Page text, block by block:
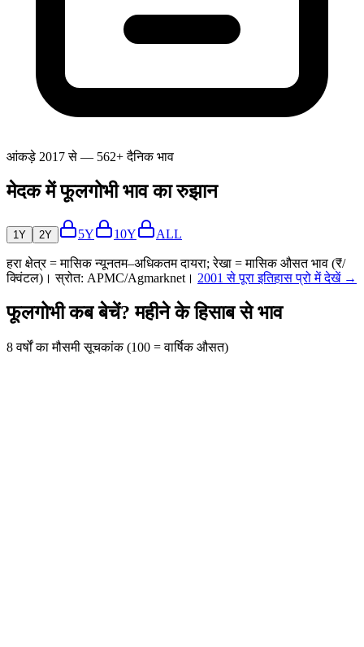
आंकड़े 2017 से — 562+ दैनिक भाव
मेदक में फूलगोभी भाव का रुझान
1Y 2Y 5Y 10Y ALL
हरा क्षेत्र = मासिक न्यूनतम–अधिकतम दायरा; रेखा = मासिक औसत भाव (₹/
क्विंटल)। स्रोत: APMC/Agmarknet। 2001 से पूरा इतिहास प्रो में देखें →
फूलगोभी कब बेचें? महीने के हिसाब से भाव
8 वर्षों का मौसमी सूचकांक (100 = वार्षिक औसत)